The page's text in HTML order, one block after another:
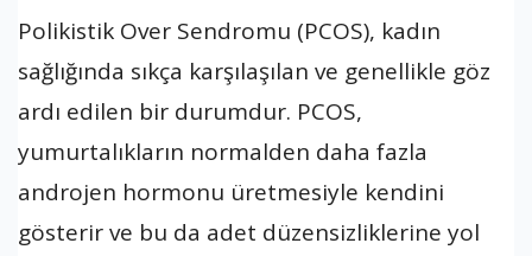
Polikistik Over Sendromu (PCOS), kadın
sağlığında sıkça karşılaşılan ve genellikle göz
ardı edilen bir durumdur. PCOS,
yumurtalıkların normalden daha fazla
androjen hormonu üretmesiyle kendini
gösterir ve bu da adet düzensizliklerine yol